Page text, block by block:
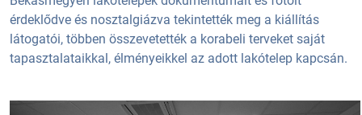
érdeklődve és nosztalgiázva tekintették meg a kiállítás
látogatói, többen összevetették a korabeli terveket saját
tapasztalataikkal, élményeikkel az adott lakótelep kapcsán.